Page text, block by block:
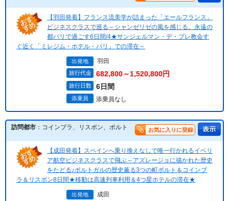
【羽田発着】フランス流美学が詰まった「エールフランス」
ビジネスクラスで巡る～シャンゼリゼの風を感じる。永遠の
都パリで過ごす6日間/4★サンジェルマン・デ・プレ教会す
ぐ近く「ミレジム・ホテル・パリ」での滞在～
出発地 羽田
旅行代金 682,800～1,520,800円
旅行日数 6日間
添乗員 添乗員なし
訪問都市 ：コインブラ、リスボン、ポルト お気に入りに登録
【成田発着】スペインへ乗り換えなしで唯一行かれるイベリ
ア航空ビジネスクラスで飛ぶ～アズレージョに描かれた歴史
をたどる♪ポルトガルの歴史薫る3つの町ポルト＆コインブ
ラ＆リスボン8日間★移動は高速列車利用＆4つ星ホテルの滞在★
出発地 成田